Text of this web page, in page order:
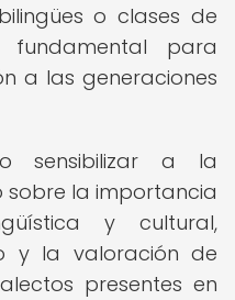
o clases de
para
a las generaciones
sensibilizar a la
sobre la importancia
y cultural,
y la valoración de
presentes en